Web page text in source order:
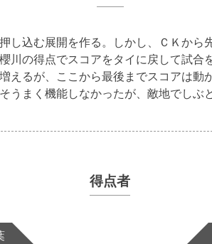
し込む展開を作る。しかし、ＣＫから
川の得点でスコアをタイに戻して試
えるが、ここから最後までスコアは
まく機能しなかったが、敵地でしぶ
得点者